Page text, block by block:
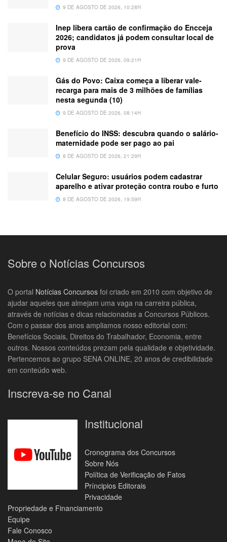
9 DE AGOSTO DE 2026, 10:28H
Inep libera cartão de confirmação do Encceja
2026; candidatos já podem consultar local de
prova
9 DE AGOSTO DE 2026, 09:21H
Gás do Povo: Caixa começa a liberar vale-
recarga para mais de 3 milhões de famílias
nesta segunda (10)
9 DE AGOSTO DE 2026, 08:14H
Benefício do INSS: descubra quando o salário-
maternidade pode ser pago ao pai
8 DE AGOSTO DE 2026, 21:29H
Celular Seguro: usuários podem cadastrar
aparelho e ativar proteção contra roubo e furto
8 DE AGOSTO DE 2026, 19:59H
Sobre o Notícias Concursos
O portal Notícias Concursos foi criado em 2010 com objetivo de
ajudar aqueles que almejam uma vaga na carreira pública,
através de notícias e dicas relacionadas a Concursos Públicos.
Com o passar dos anos ampliamos nosso editorial com:
Benefícios Sociais, Direitos do Trabalhador, Economia, entre
outros. Nossos conteúdos prezam pela qualidade e objetividade.
Pertencemos ao grupo SENA ONLINE, 20 anos de credibilidade
em conteúdo web.
Inscreva-se no Canal
Institucional
Cronograma dos Concursos
Sobre Nós
Política de Verificação de Fatos
Príncipios Editorais
Privacidade
Propriedade e Financiamento
Equipe
Fale Conosco